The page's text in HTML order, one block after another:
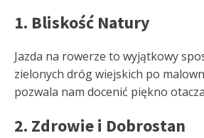
1. Bliskość Natury
Jazda na rowerze to wyjątkowy
zielonych dróg wiejskich po
pozwala nam docenić piękno
2. Zdrowie i Dobrostan